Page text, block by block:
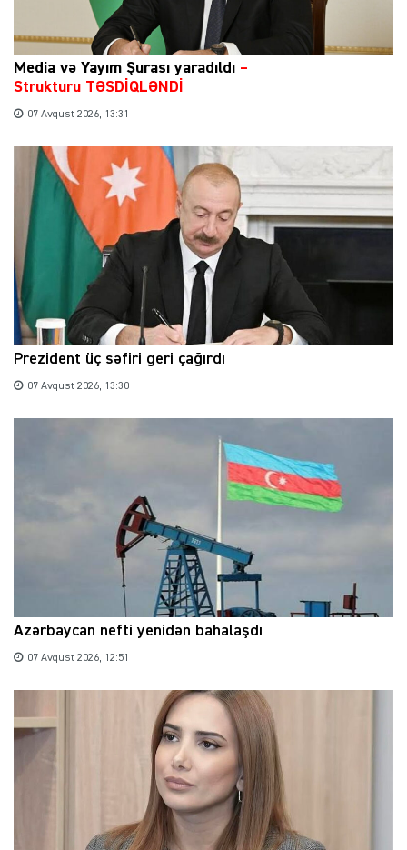
Media və Yayım Şurası yaradıldı –
Strukturu TƏSDİQLƏNDİ
07 Avqust 2026, 13:31
Prezident üç səfiri geri çağırdı
07 Avqust 2026, 13:30
Azərbaycan nefti yenidən bahalaşdı
07 Avqust 2026, 12:51